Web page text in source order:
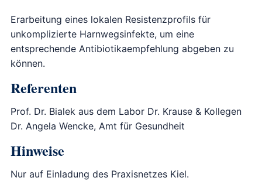
Erarbeitung eines lokalen Resistenzprofils für
unkomplizierte Harnwegsinfekte, um eine
entsprechende Antibiotikaempfehlung abgeben zu
können.
Referenten
Prof. Dr. Bialek aus dem Labor Dr. Krause & Kollegen
Dr. Angela Wencke, Amt für Gesundheit
Hinweise
Nur auf Einladung des Praxisnetzes Kiel.